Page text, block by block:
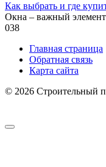
Как выбрать и где
Окна – важный
038
Главная страница
Обратная связь
Карта сайта
© 2026 Строительный